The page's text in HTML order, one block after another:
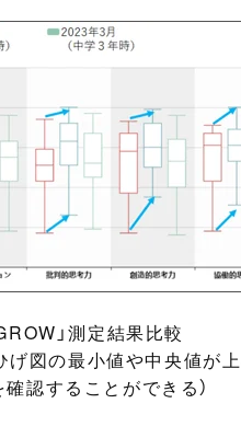
」測定結果比較
図の最小値や中央値が上
認することができる）